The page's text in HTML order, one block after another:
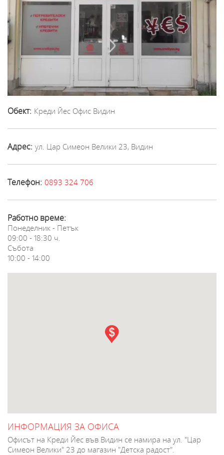
Обект: Креди Йес Офис Видин
Адрес: ул. Цар Симеон Велики 23, Видин
Телефон: 0893 324 706
Работно време:
Понеделник - Петък
09:00 - 18:30 ч.
Събота
10:00 - 14:00
ИНФОРМАЦИЯ ЗА ОФИСА
Офисът на Креди Йес във Видин се намира на ул. "Цар
Симеон Велики" 23 до магазин "Детска радост".